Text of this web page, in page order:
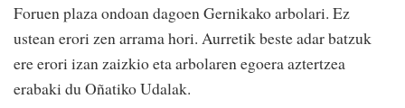
Foruen plaza ondoan dagoen Gernikako arbolari. Ez
ustean erori zen arrama hori. Aurretik beste adar batzuk
ere erori izan zaizkio eta arbolaren egoera aztertzea
erabaki du Oñatiko Udalak.